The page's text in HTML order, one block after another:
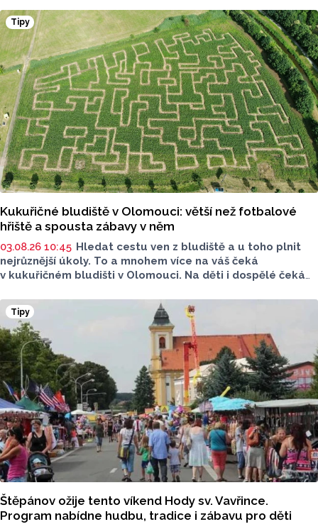
než výsledky a co podle nich dnes děti skutečně motivuje
ke sportu, promluvili v rozhovoru pro Report předseda
klubu a trenér mládeže Petr Hanák a trenér přípravky
Tomáš Martinek.
Tipy
Kukuřičné bludiště v Olomouci: větší než fotbalové
hřiště a spousta zábavy v něm
03.08.26 10:45 Hledat cestu ven z bludiště a u toho plnit
nejrůznější úkoly. To a mnohem více na váš čeká
v kukuřičném bludišti v Olomouci. Na děti i dospělé čeká
úkolů, pohyb na čerstvém vzduchu a hlavně spoustu
zábavy. To vše a mnohem víc na ploše větší než fotbalové
hřiště.
Tipy
Štěpánov ožije tento víkend Hody sv. Vavřince.
Program nabídne hudbu, tradice i zábavu pro děti